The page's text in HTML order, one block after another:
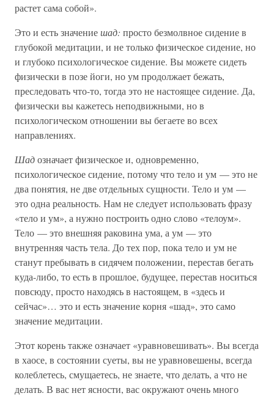
растет сама собой».
Это и есть значениешад: просто безмолвное сидение в
глубокой медитации, и не только физическое сидение, но
и глубоко психологическое сидение. Вы можете сидеть
физически в позе йоги, но ум продолжает бежать,
преследовать что-то, тогда это не настоящее сидение. Да,
физически вы кажетесь неподвижными, но в
психологическом отношении вы бегаете во всех
направлениях.
Шадозначает физическое и, одновременно,
психологическое сидение, потому что тело и ум — это не
два понятия, не две отдельных сущности. Тело и ум —
это одна реальность. Нам не следует использовать фразу
«тело и ум», а нужно построить одно слово «телоум».
Тело — это внешняя раковина ума, а ум — это
внутренняя часть тела. До тех пор, пока тело и ум не
станут пребывать в сидячем положении, перестав бегать
куда-либо, то есть в прошлое, будущее, перестав носиться
повсюду, просто находясь в настоящем, в «здесь и
сейчас»… это и есть значение корня «шад», это само
значение медитации.
Этот корень также означает «уравновешивать». Вы всегда
в хаосе, в состоянии суеты, вы не уравновешены, всегда
колеблетесь, смущаетесь, не знаете, что делать, а что не
делать. В вас нет ясности, вас окружают очень много